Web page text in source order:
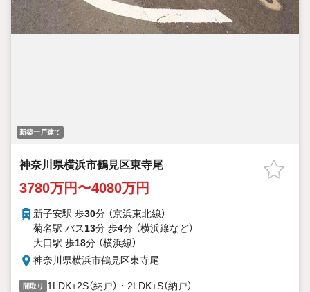
新築一戸建て
神奈川県横浜市鶴見区東寺尾
3780万円〜4080万円
新子安駅 歩30分 （京浜東北線）
菊名駅 バス13分 歩4分 （横浜線など）
大口駅 歩18分 （横浜線）
神奈川県横浜市鶴見区東寺尾
間取り 1LDK+2S（納戸）・2LDK+S（納戸）